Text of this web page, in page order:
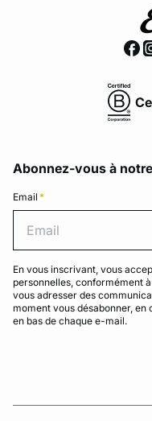
Abonnez-vous à
Email *
En vous inscrivant, vous
personnelles, conformément à
vous adresser des
moment vous désabonner,
en bas de chaque e-mail.